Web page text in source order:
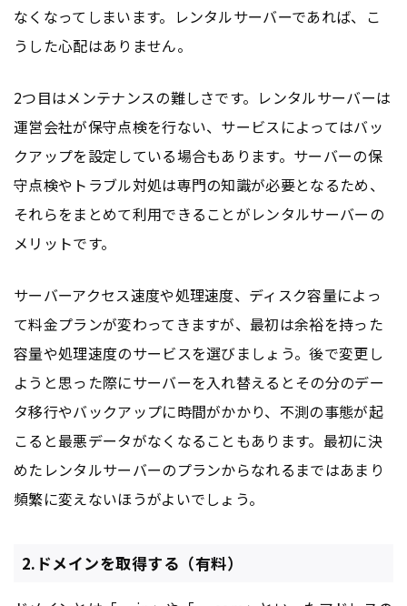
なくなってしまいます。レンタルサーバーであれば、こ
うした心配はありません。
2つ目はメンテナンスの難しさです。レンタルサーバーは
運営会社が保守点検を行ない、サービスによってはバッ
クアップを設定している場合もあります。サーバーの保
守点検やトラブル対処は専門の知識が必要となるため、
それらをまとめて利用できることがレンタルサーバーの
メリットです。
サーバーアクセス速度や処理速度、ディスク容量によっ
て料金プランが変わってきますが、最初は余裕を持った
容量や処理速度のサービスを選びましょう。後で変更し
ようと思った際にサーバーを入れ替えるとその分のデー
タ移行やバックアップに時間がかかり、不測の事態が起
こると最悪データがなくなることもあります。最初に決
めたレンタルサーバーのプランからなれるまではあまり
頻繁に変えないほうがよいでしょう。
2.ドメインを取得する（有料）